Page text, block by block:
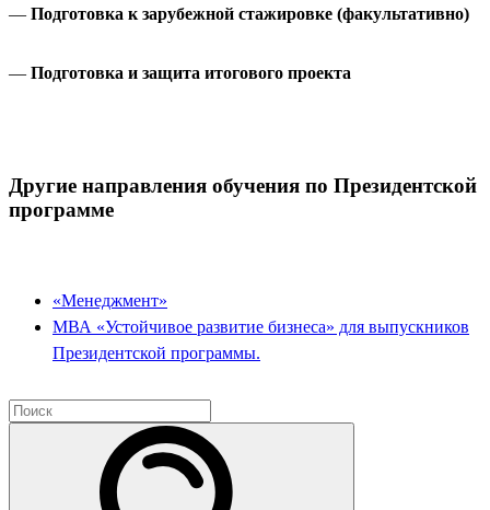
— Подготовка к зарубежной стажировке (факультативно)
— Подготовка и защита итогового проекта
Другие направления обучения по Президентской
программе
«Менеджмент»
МВА «Устойчивое развитие бизнеса» для выпускников
Президентской программы.